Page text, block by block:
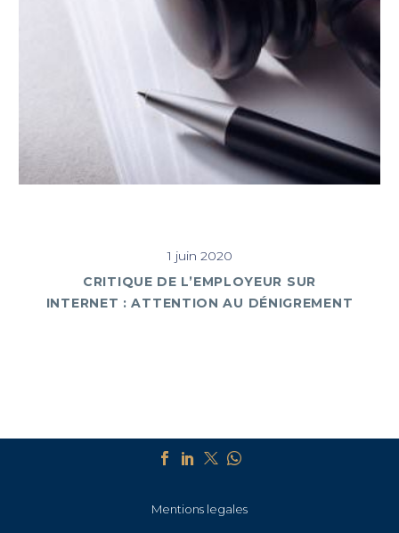
1 juin 2020
CRITIQUE DE L’EMPLOYEUR SUR
INTERNET : ATTENTION AU DÉNIGREMENT
Mentions legales